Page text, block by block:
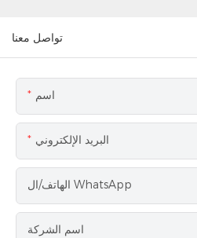
تواصل معنا
اسم
البريد الإلكتروني
الهاتف/ال WhatsApp
اسم الشركة